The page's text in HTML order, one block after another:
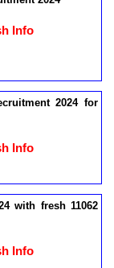
Info
2024 for
Info
with fresh 11062
Info